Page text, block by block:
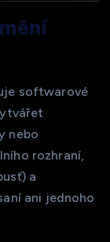
softwarové
nebo
rozhraní,
a
ani jednoho